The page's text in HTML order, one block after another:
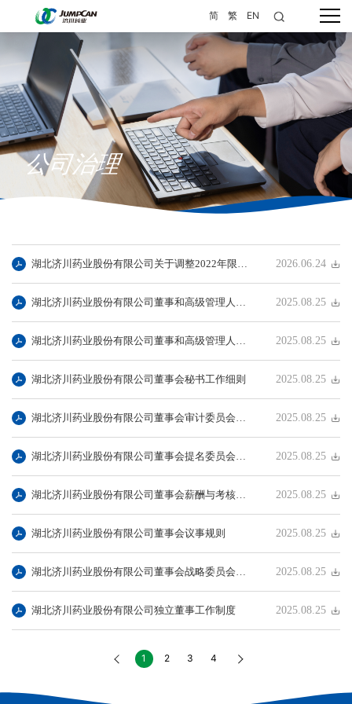
简 繁 EN
公司治理
湖北济川药业股份有限公司关于调整2022年限制性股票与股票期权激励计划首次授予股票期权行权价格的公告 2026.06.24
湖北济川药业股份有限公司董事和高级管理人员持有本公司股份及其变动管理制度 2025.08.25
湖北济川药业股份有限公司董事和高级管理人员离职管理制度 2025.08.25
湖北济川药业股份有限公司董事会秘书工作细则 2025.08.25
湖北济川药业股份有限公司董事会审计委员会工作细则 2025.08.25
湖北济川药业股份有限公司董事会提名委员会工作细则 2025.08.25
湖北济川药业股份有限公司董事会薪酬与考核委员会工作细则 2025.08.25
湖北济川药业股份有限公司董事会议事规则 2025.08.25
湖北济川药业股份有限公司董事会战略委员会工作细则 2025.08.25
湖北济川药业股份有限公司独立董事工作制度 2025.08.25
1 2 3 4